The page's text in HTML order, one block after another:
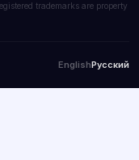
trademarks are property
EnglishРусский